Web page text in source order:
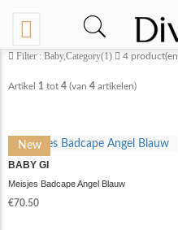
Filter : Baby,Category(1) 4
Artikel 1 tot 4 (van 4 artikelen)
New
BABY GI
Meisjes Badcape Angel Blauw
€70.50